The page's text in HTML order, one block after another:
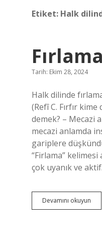
Etiket: Halk
Tarih: Ekim 28, 2024
Halk dilinde
(Refî C. Fırfır
demek? – Mecazi
mecazi anlamda
gariplere
“Firlama”
çok uyanık ve
Devamını okuyun
Kime